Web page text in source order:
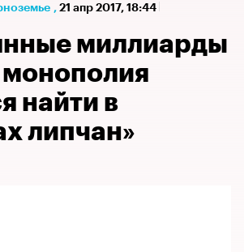
, 21 апр 2017, 18:44
миллиарды
монополия
найти в
липчан»